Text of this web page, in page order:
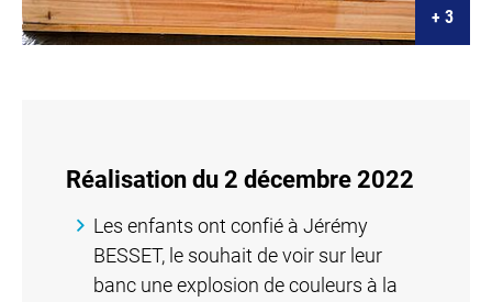
Réalisation du 2 décembre 2022
Les enfants ont confié à Jérémy
BESSET, le souhait de voir sur leur
banc une explosion de couleurs à la